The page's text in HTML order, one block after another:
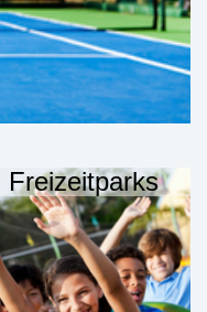
Freizeitparks